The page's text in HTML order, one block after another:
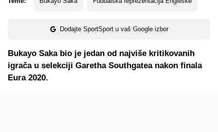
Dodajte SportSport u vaš Google izbor
Bukayo Saka bio je jedan od najviše kritikovanih
igrača u selekciji Garetha Southgatea nakon finala
Eura 2020.